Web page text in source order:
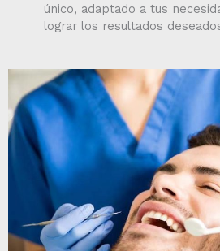
único, adaptado a tus
lograr los resultados